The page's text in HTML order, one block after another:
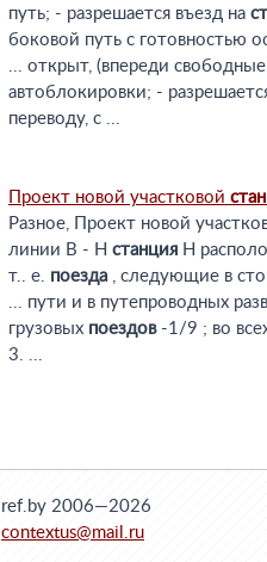
путь; - разрешается въезд на
боковой путь с готовностью
... открыт, (впереди
автоблокировки; -
переводу, с ...
Проект новой участковой
Разное, Проект новой
линии В - Н станция Н
т.. е. поезда , следующие в
... пути и в путепроводных
грузовых поездов-1/9 ; во
3. ...
ref.by 2006—2026
contextus@mail.ru